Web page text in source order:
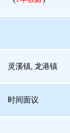
灵溪镇, 龙港镇
时间面议